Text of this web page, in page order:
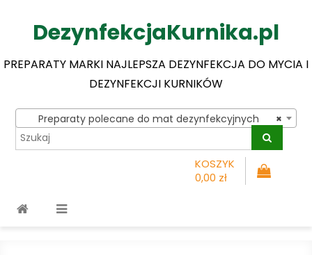
DezynfekcjaKurnika.pl
PREPARATY MARKI NAJLEPSZA DEZYNFEKCJA DO MYCIA I
DEZYNFEKCJI KURNIKÓW
×
Preparaty polecane do mat dezynfekcyjnych
KOSZYK
0,00 zł